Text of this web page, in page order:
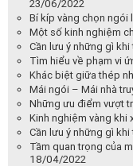
23/06/2022
Bí kíp vàng chọn ngói
Một số kinh nghiệm
Cần lưu ý những gì
Tìm hiểu về phạm vi
Khác biệt giữa thép
Mái ngói – Mái nhà
Những ưu điểm vượt
Kinh nghiệm vàng
Cần lưu ý những gì
Tầm quan trọng của
18/04/2022